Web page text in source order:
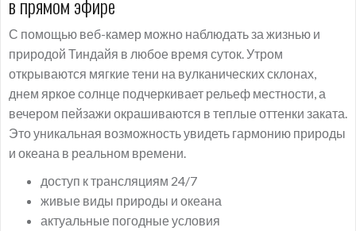
С помощью веб-камер можно наблюдать за жизнью и
природой Тиндайя в любое время суток. Утром
открываются мягкие тени на вулканических склонах,
днем яркое солнце подчеркивает рельеф местности, а
вечером пейзажи окрашиваются в теплые оттенки заката.
Это уникальная возможность увидеть гармонию природы
и океана в реальном времени.
доступ к трансляциям 24/7
живые виды природы и океана
актуальные погодные условия